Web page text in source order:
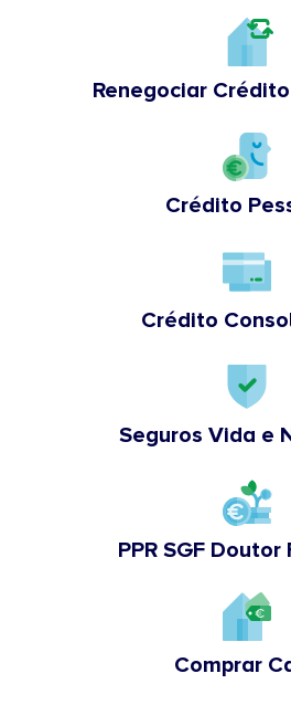
Renegociar
Crédito
Crédito
Seguros Vida e
PPR SGF Doutor
Comprar